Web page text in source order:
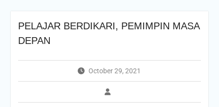
PELAJAR BERDIKARI, PEMIMPIN MASA
DEPAN
October 29, 2021